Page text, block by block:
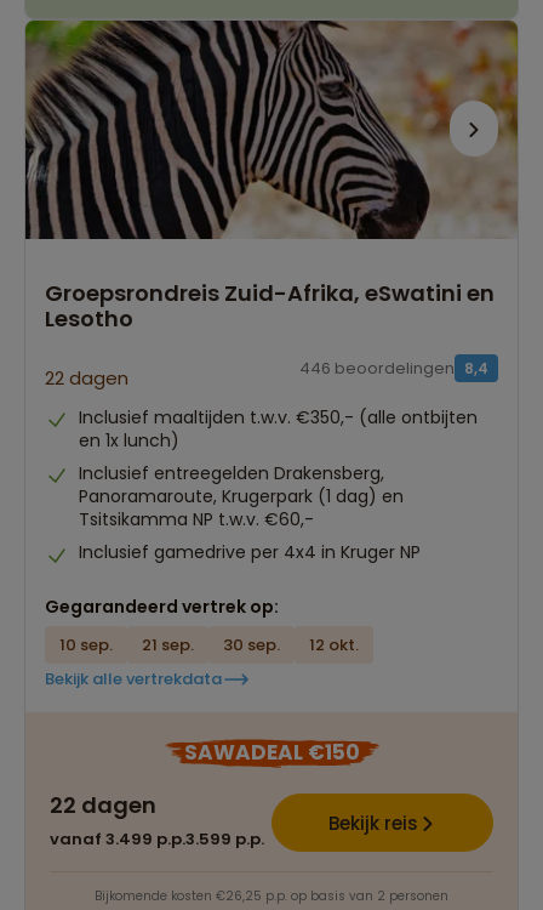
Groepsrondreis Zuid-Afrika, eSwatini en
Lesotho
22 dagen 8,4
446 beoordelingen
Inclusief maaltijden t.w.v. €350,- (alle ontbijten
en 1x lunch)
Inclusief entreegelden Drakensberg,
Panoramaroute, Krugerpark (1 dag) en
Tsitsikamma NP t.w.v. €60,-
Inclusief gamedrive per 4x4 in Kruger NP
Gegarandeerd vertrek op:
10 sep. 21 sep. 30 sep.
12 okt.
Bekijk alle vertrekdata
SAWADEAL €150
22 dagen
vanaf 3.499 p.p.3.599 p.p.
Bekijk reis
Bijkomende kosten €26,25 p.p. op basis van 2 personen